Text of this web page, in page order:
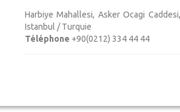
Harbiye Mahallesi, Asker Ocagi
Istanbul / Turquie
Téléphone +90(0212) 334 44 44